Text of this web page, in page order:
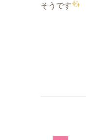
そうです